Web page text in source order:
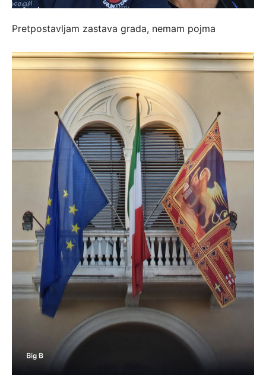
Pretpostavljam zastava grada, nemam pojma